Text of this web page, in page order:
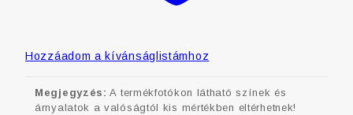
Hozzáadom a kívánságlistámhoz
Megjegyzés: A termékfotókon látható színek és
árnyalatok a valóságtól kis mértékben eltérhetnek!